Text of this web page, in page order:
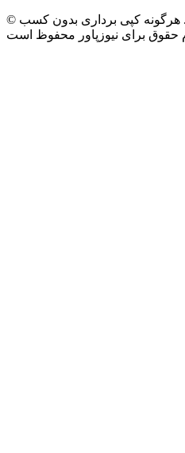
© طراحی و توسعه : نیوزپاور. هرگونه کپی برداری بدون کسب